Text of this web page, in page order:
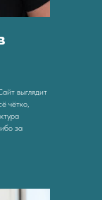
выглядит
чётко,
за